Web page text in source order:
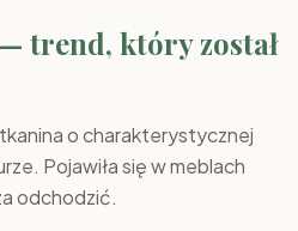
trend, który został
o charakterystycznej
Pojawiła się w meblach
odchodzić.